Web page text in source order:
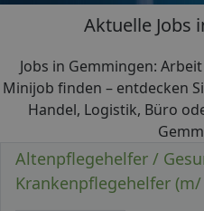
Aktuelle Jobs
Jobs in Gemmingen:
Minijob finden – entdecken
Handel, Logistik, Büro
Altenpflegehelfer /
Krankenpflegehelfer